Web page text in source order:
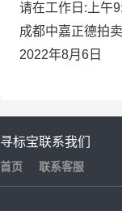
请在工作日:上午
成都中嘉正德拍
2022年8月6日
寻标宝
首页
联系我们
联系客服